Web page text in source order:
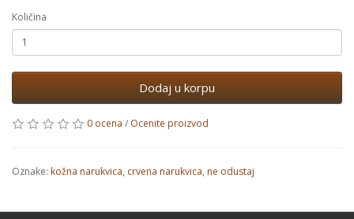
Količina
Dodaj u korpu
0 ocena / Ocenite proizvod
Oznake: kožna narukvica, crvena narukvica, ne odustaj